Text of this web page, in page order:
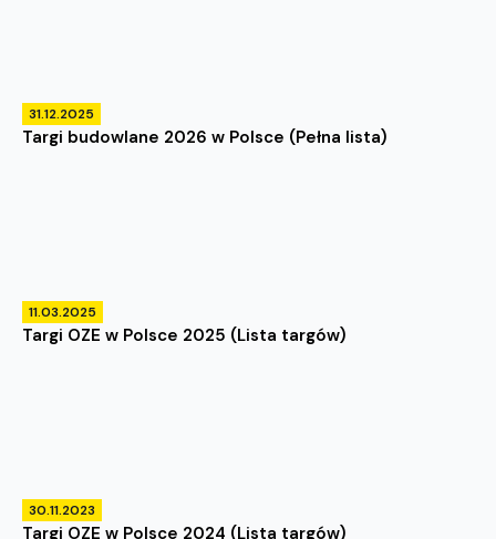
31.12.2025
Targi budowlane 2026 w Polsce (Pełna lista)
11.03.2025
Targi OZE w Polsce 2025 (Lista targów)
30.11.2023
Targi OZE w Polsce 2024 (Lista targów)